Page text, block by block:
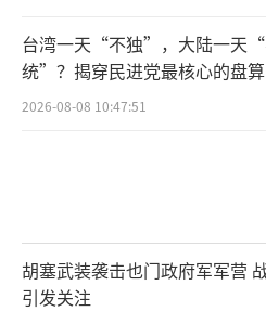
台湾一天“不独”，大陆一天
统”？揭穿民进党最核心的盘算
2026-08-08 10:47:51
胡塞武装袭击也门政府军军营
引发关注